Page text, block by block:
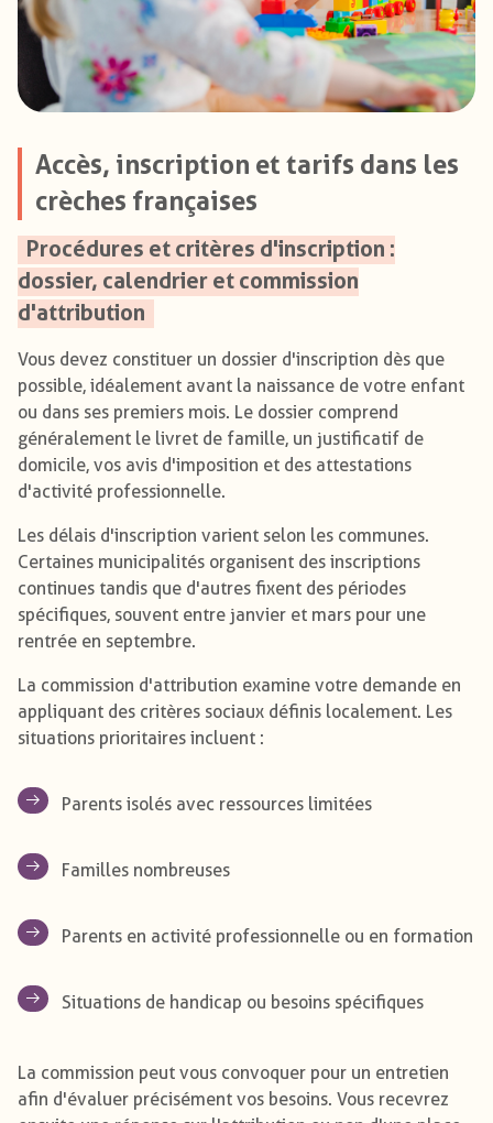
Accès, inscription et tarifs dans les
crèches françaises
Procédures et critères d'inscription :
dossier, calendrier et commission
d'attribution
Vous devez constituer un dossier d'inscription dès que
possible, idéalement avant la naissance de votre enfant
ou dans ses premiers mois. Le dossier comprend
généralement le livret de famille, un justificatif de
domicile, vos avis d'imposition et des attestations
d'activité professionnelle.
Les délais d'inscription varient selon les communes.
Certaines municipalités organisent des inscriptions
continues tandis que d'autres fixent des périodes
spécifiques, souvent entre janvier et mars pour une
rentrée en septembre.
La commission d'attribution examine votre demande en
appliquant des critères sociaux définis localement. Les
situations prioritaires incluent :
Parents isolés avec ressources limitées
Familles nombreuses
Parents en activité professionnelle ou en formation
Situations de handicap ou besoins spécifiques
La commission peut vous convoquer pour un entretien
afin d'évaluer précisément vos besoins. Vous recevrez